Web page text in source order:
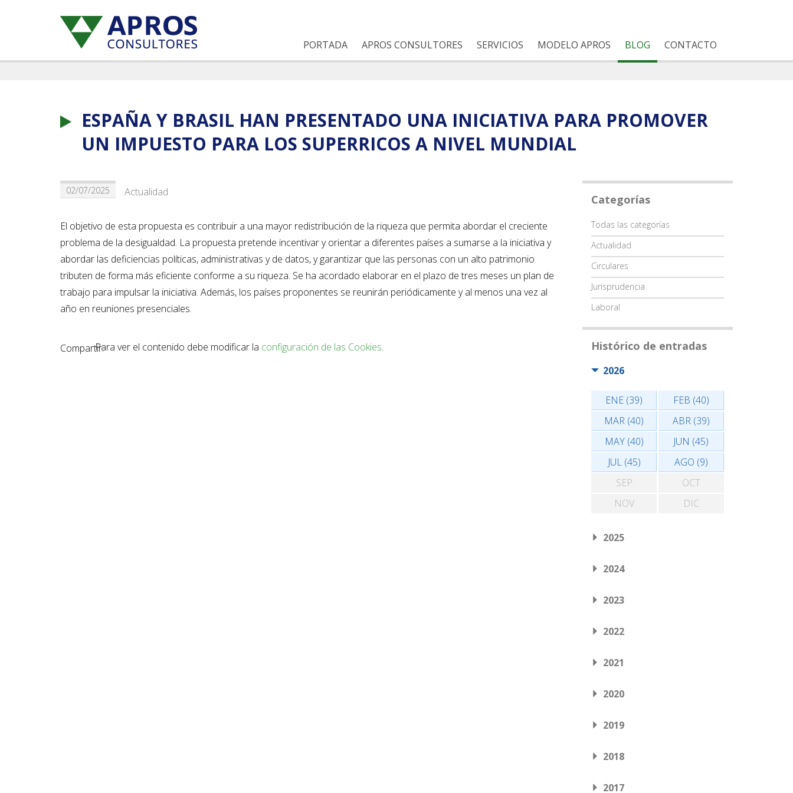
PORTADA APROS CONSULTORES SERVICIOS MODELO APROS BLOG CONTACTO
ESPAÑA Y BRASIL HAN PRESENTADO UNA INICIATIVA PARA PROMOVER
UN IMPUESTO PARA LOS SUPERRICOS A NIVEL MUNDIAL
02/07/2025 Actualidad
El objetivo de esta propuesta es contribuir a una mayor redistribución de la riqueza que permita abordar el creciente
problema de la desigualdad. La propuesta pretende incentivar y orientar a diferentes países a sumarse a la iniciativa y
abordar las deficiencias políticas, administrativas y de datos, y garantizar que las personas con un alto patrimonio
tributen de forma más eficiente conforme a su riqueza. Se ha acordado elaborar en el plazo de tres meses un plan de
trabajo para impulsar la iniciativa. Además, los países proponentes se reunirán periódicamente y al menos una vez al
año en reuniones presenciales.
Compartir:Para ver el contenido debe modificar la configuración de las Cookies.
Categorías
Categoría
Todas las categorías
Actualidad
Circulares
Jurisprudencia
Laboral
Histórico de entradas
2026
ENE (39)
FEB (40)
MAR (40)
ABR (39)
MAY (40)
JUN (45)
JUL (45)
AGO (9)
SEP
OCT
NOV
DIC
2025
2024
2023
2022
2021
2020
2019
2018
2017